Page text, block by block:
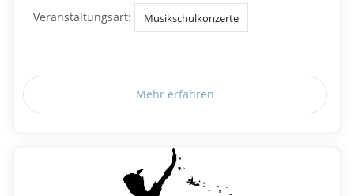
Veranstaltungsart: Musikschulkonzerte
Mehr erfahren